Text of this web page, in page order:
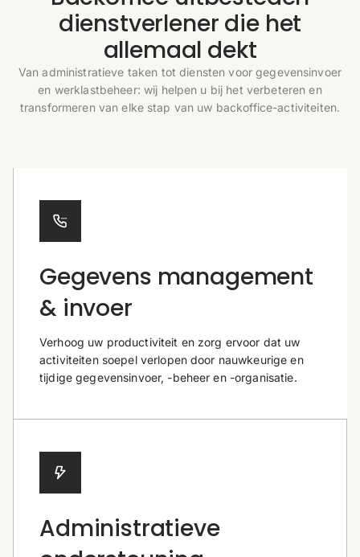
dienstverlener die het
allemaal dekt
Van administratieve taken tot diensten voor gegevensinvoer
en werklastbeheer: wij helpen u bij het verbeteren en
transformeren van elke stap van uw backoffice-activiteiten.
Gegevens management
& invoer
Verhoog uw productiviteit en zorg ervoor dat uw
activiteiten soepel verlopen door nauwkeurige en
tijdige gegevensinvoer, -beheer en -organisatie.
Administratieve